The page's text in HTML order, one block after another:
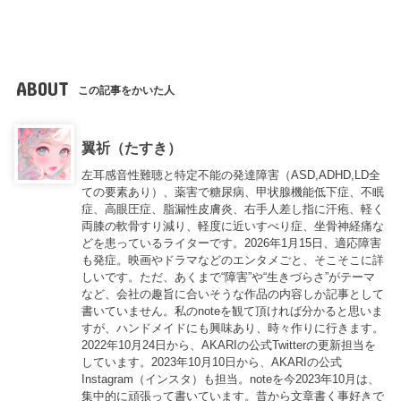
ABOUT この記事をかいた人
翼祈（たすき）
左耳感音性難聴と特定不能の発達障害（ASD,ADHD,LD全
ての要素あり）、薬害で糖尿病、甲状腺機能低下症、不眠
症、高眼圧症、脂漏性皮膚炎、右手人差し指に汗疱、軽く
両膝の軟骨すり減り、軽度に近いすべり症、坐骨神経痛な
どを患っているライターです。2026年1月15日、適応障害
も発症。映画やドラマなどのエンタメごと、そこそこに詳
しいです。ただ、あくまで“障害”や“生きづらさ”がテーマ
など、会社の趣旨に合いそうな作品の内容しか記事として
書いていません。私のnoteを観て頂ければ分かると思いま
すが、ハンドメイドにも興味あり、時々作りに行きます。
2022年10月24日から、AKARIの公式Twitterの更新担当を
しています。2023年10月10日から、AKARIの公式
Instagram（インスタ）も担当。noteを今2023年10月は、
集中的に頑張って書いています。昔から文章書く事好きで